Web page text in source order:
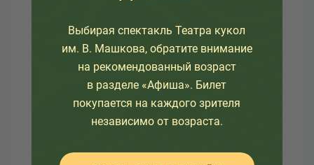
О театре
Узнайте как развивался театр в разное время, а
так же какие еще изменения ждут его.
Здесь вы так же найдете много интересной
информации об артистах театра и о закулисной
жизни.
Выбирая спектакль Театра кукол
им. В. Машкова, обратите внимание
на рекомендованный возраст
в разделе «Афиша». Билет
покупается на каждого зрителя
независимо от возраста.